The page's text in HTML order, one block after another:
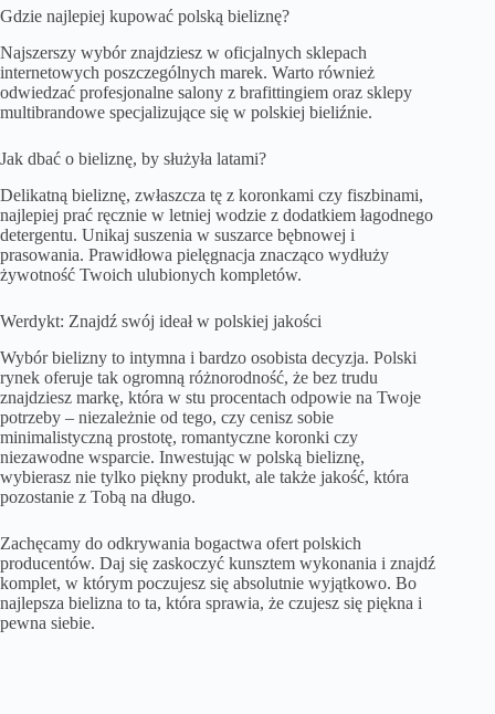
Gdzie najlepiej kupować polską bieliznę?
Najszerszy wybór znajdziesz w oficjalnych sklepach
internetowych poszczególnych marek. Warto również
odwiedzać profesjonalne salony z brafittingiem oraz sklepy
multibrandowe specjalizujące się w polskiej bieliźnie.
Jak dbać o bieliznę, by służyła latami?
Delikatną bieliznę, zwłaszcza tę z koronkami czy fiszbinami,
najlepiej prać ręcznie w letniej wodzie z dodatkiem łagodnego
detergentu. Unikaj suszenia w suszarce bębnowej i
prasowania. Prawidłowa pielęgnacja znacząco wydłuży
żywotność Twoich ulubionych kompletów.
Werdykt: Znajdź swój ideał w polskiej jakości
Wybór bielizny to intymna i bardzo osobista decyzja. Polski
rynek oferuje tak ogromną różnorodność, że bez trudu
znajdziesz markę, która w stu procentach odpowie na Twoje
potrzeby – niezależnie od tego, czy cenisz sobie
minimalistyczną prostotę, romantyczne koronki czy
niezawodne wsparcie. Inwestując w polską bieliznę,
wybierasz nie tylko piękny produkt, ale także jakość, która
pozostanie z Tobą na długo.
Zachęcamy do odkrywania bogactwa ofert polskich
producentów. Daj się zaskoczyć kunsztem wykonania i znajdź
komplet, w którym poczujesz się absolutnie wyjątkowo. Bo
najlepsza bielizna to ta, która sprawia, że czujesz się piękna i
pewna siebie.